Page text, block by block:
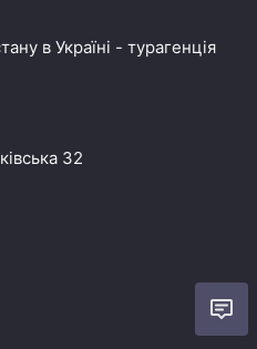
в Україні - турагенція
32